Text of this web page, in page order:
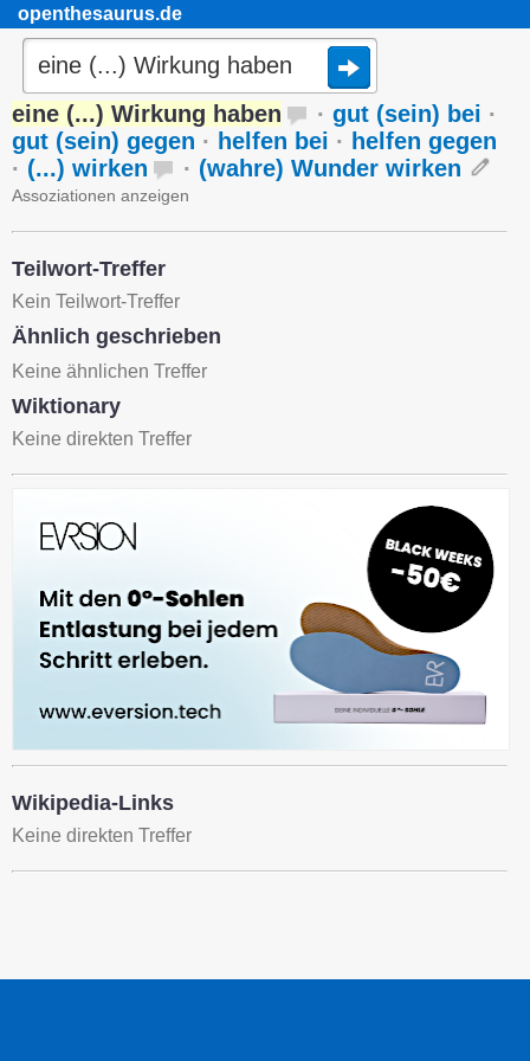
openthesaurus.de
eine (...) Wirkung haben · gut (sein) bei ·
gut (sein) gegen · helfen bei · helfen gegen
· (...) wirken · (wahre) Wunder wirken
Assoziationen anzeigen
Teilwort-Treffer
Kein Teilwort-Treffer
Ähnlich geschrieben
Keine ähnlichen Treffer
Wiktionary
Keine direkten Treffer
Wikipedia-Links
Keine direkten Treffer